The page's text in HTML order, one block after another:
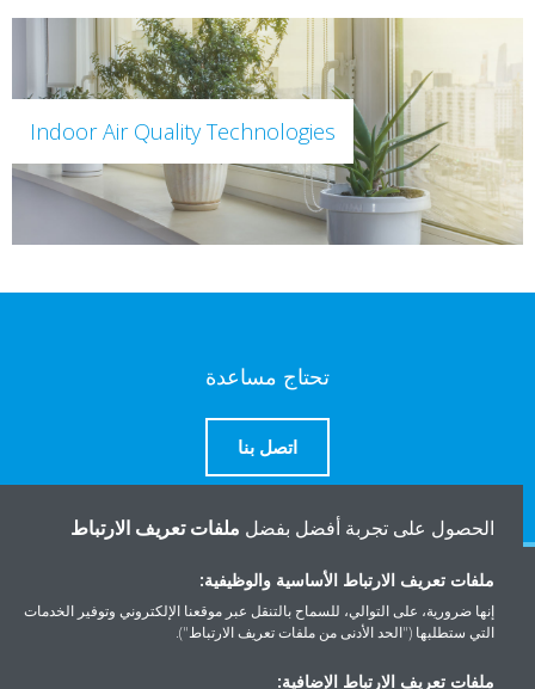
Indoor Air Quality Technologies
تحتاج مساعدة
اتصل بنا
المنتجات
حلول
الحصول على تجربة أفضل بفضل ملفات تعريف الارتباط
ملفات تعريف الارتباط الأساسية والوظيفية:
إنها ضرورية، على التوالي، للسماح بالتنقل عبر موقعنا الإلكتروني وتوفير الخدمات
التي ستطلبها ("الحد الأدنى من ملفات تعريف الارتباط").
ملفات تعريف الارتباط الإضافية: